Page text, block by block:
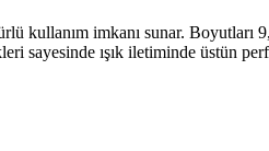
kullanım imkanı sunar. Boyutları
sayesinde ışık iletiminde üstün